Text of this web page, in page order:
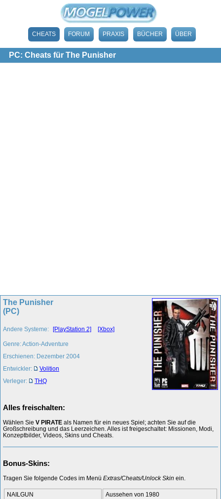
CHEATS FORUM PRAXIS BÜCHER ÜBER
PC: Cheats für The Punisher
The Punisher
(PC)
Andere Systeme: [PlayStation 2] [Xbox]
Genre: Action-Adventure
Erschienen: Dezember 2004
Entwickler:
Volition
Verleger:
THQ
Alles freischalten:
Wählen Sie V PIRATE als Namen für ein neues Spiel; achten Sie auf die
Großschreibung und das Leerzeichen. Alles ist freigeschaltet: Missionen, Modi,
Konzeptbilder, Videos, Skins und Cheats.
Bonus-Skins:
Tragen Sie folgende Codes im Menü Extras/Cheats/Unlock Skin ein.
NAILGUN
Aussehen von 1980